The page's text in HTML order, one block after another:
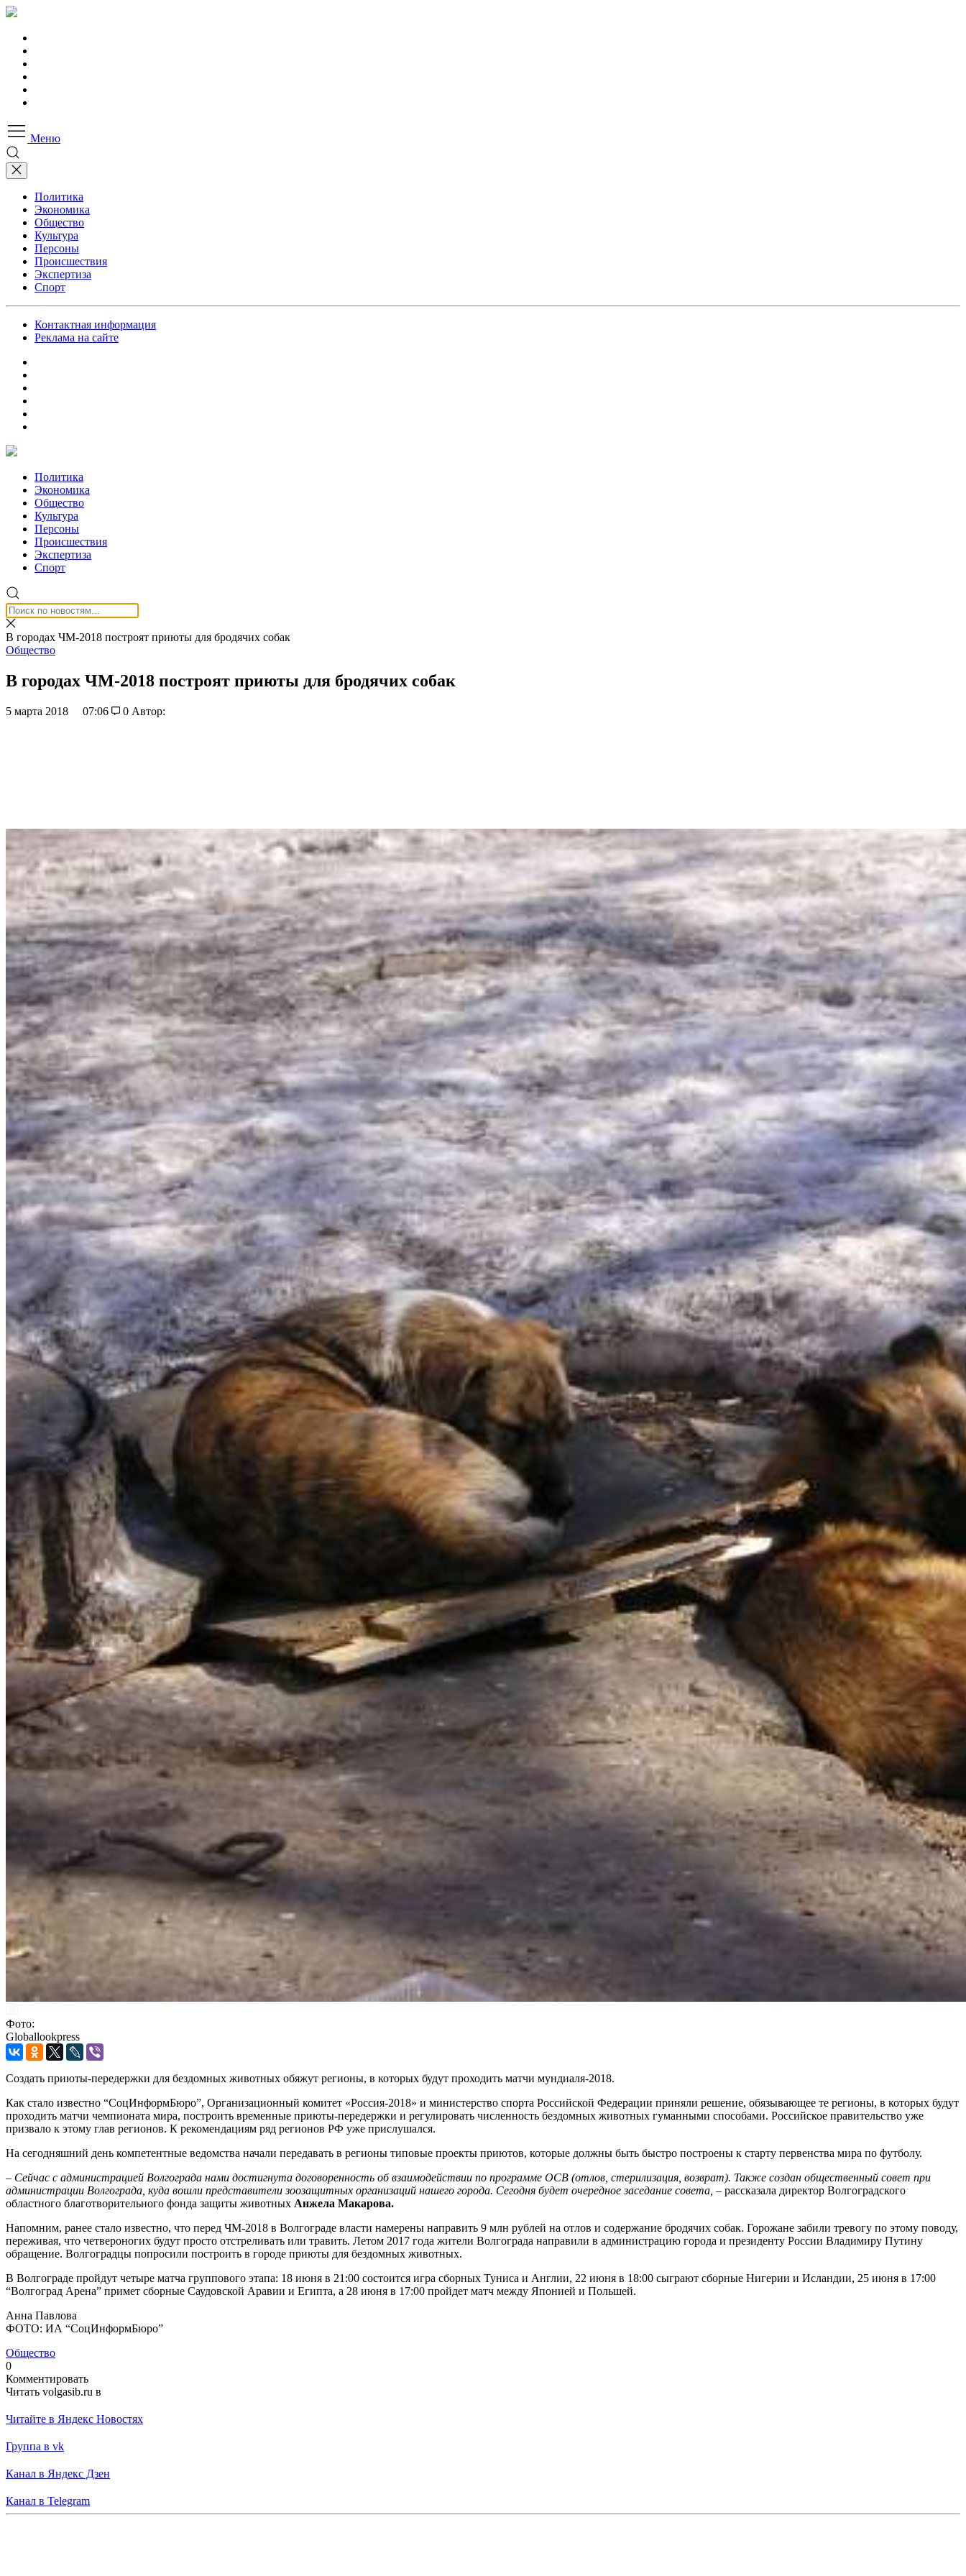
Меню
Политика
Экономика
Общество
Культура
Персоны
Происшествия
Экспертиза
Спорт
Контактная информация
Реклама на сайте
Политика
Экономика
Общество
Культура
Персоны
Происшествия
Экспертиза
Спорт
В городах ЧМ-2018 построят приюты для бродячих собак
Общество
В городах ЧМ-2018 построят приюты для бродячих собак
5 марта 2018 07:06 0 Автор:
Фото:
Globallookpress
Создать приюты-передержки для бездомных животных обяжут регионы, в которых будут проходить матчи мундиаля-2018.
Как стало известно “СоцИнформБюро”, Организационный комитет «Россия-2018» и министерство спорта Российской Федерации приняли решение, обязывающее те регионы, в которых будут
проходить матчи чемпионата мира, построить временные приюты-передержки и регулировать численность бездомных животных гуманными способами. Российское правительство уже
призвало к этому глав регионов. К рекомендациям ряд регионов РФ уже прислушался.
На сегодняшний день компетентные ведомства начали передавать в регионы типовые проекты приютов, которые должны быть быстро построены к старту первенства мира по футболу.
– Сейчас с администрацией Волгограда нами достигнута договоренность об взаимодействии по программе ОСВ (отлов, стерилизация, возврат). Также создан общественный совет при
администрации Волгограда, куда вошли представители зоозащитных организаций нашего города. Сегодня будет очередное заседание совета, – рассказала директор Волгоградского
областного благотворительного фонда защиты животных Анжела Макарова.
Напомним, ранее стало известно, что перед ЧМ-2018 в Волгограде власти намерены направить 9 млн рублей на отлов и содержание бродячих собак. Горожане забили тревогу по этому поводу,
переживая, что четвероногих будут просто отстреливать или травить. Летом 2017 года жители Волгограда направили в администрацию города и президенту России Владимиру Путину
обращение. Волгоградцы попросили построить в городе приюты для бездомных животных.
В Волгограде пройдут четыре матча группового этапа: 18 июня в 21:00 состоится игра сборных Туниса и Англии, 22 июня в 18:00 сыграют сборные Нигерии и Исландии, 25 июня в 17:00
“Волгоград Арена” примет сборные Саудовской Аравии и Египта, а 28 июня в 17:00 пройдет матч между Японией и Польшей.
Анна Павлова
ФОТО: ИА “СоцИнформБюро”
Общество
0
Комментировать
Читать volgasib.ru в
Читайте в Яндекс Новостях
Группа в vk
Канал в Яндекс Дзен
Канал в Telegram